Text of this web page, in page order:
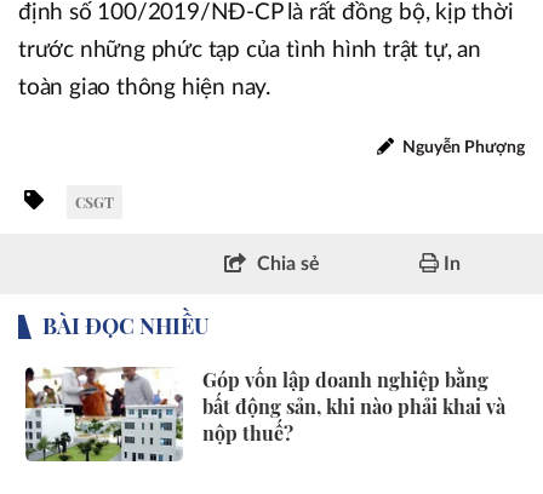
định số 100/2019/NĐ-CP là rất đồng bộ, kịp thời
trước những phức tạp của tình hình trật tự, an
toàn giao thông hiện nay.
Nguyễn Phượng
CSGT
Chia sẻ In
BÀI ĐỌC NHIỀU
Góp vốn lập doanh nghiệp bằng
bất động sản, khi nào phải khai và
nộp thuế?